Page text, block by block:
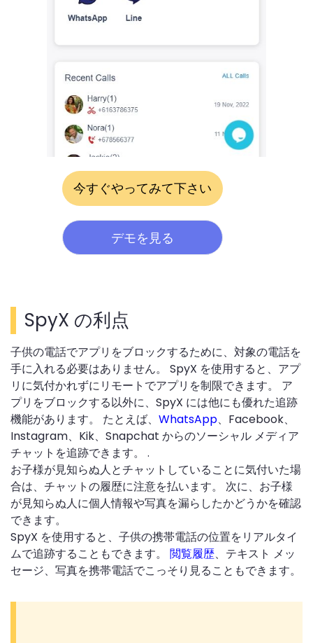
今すぐやってみて下さい
デモを見る
SpyX の利点
子供の電話でアプリをブロックするために、対象の電話を
手に入れる必要はありません。 SpyX を使用すると、アプ
リに気付かれずにリモートでアプリを制限できます。 ア
プリをブロックする以外に、SpyX には他にも優れた追跡
機能があります。 たとえば、 WhatsApp、Facebook、
Instagram、Kik、Snapchat からのソーシャル メディア
チャットを追跡できます。 .
お子様が見知らぬ人とチャットしていることに気付いた場
合は、チャットの履歴に注意を払います。 次に、お子様
が見知らぬ人に個人情報や写真を漏らしたかどうかを確認
できます。
SpyX を使用すると、子供の携帯電話の位置をリアルタイ
ムで追跡することもできます。 閲覧履歴、テキスト メッ
セージ、写真を携帯電話でこっそり見ることもできます。